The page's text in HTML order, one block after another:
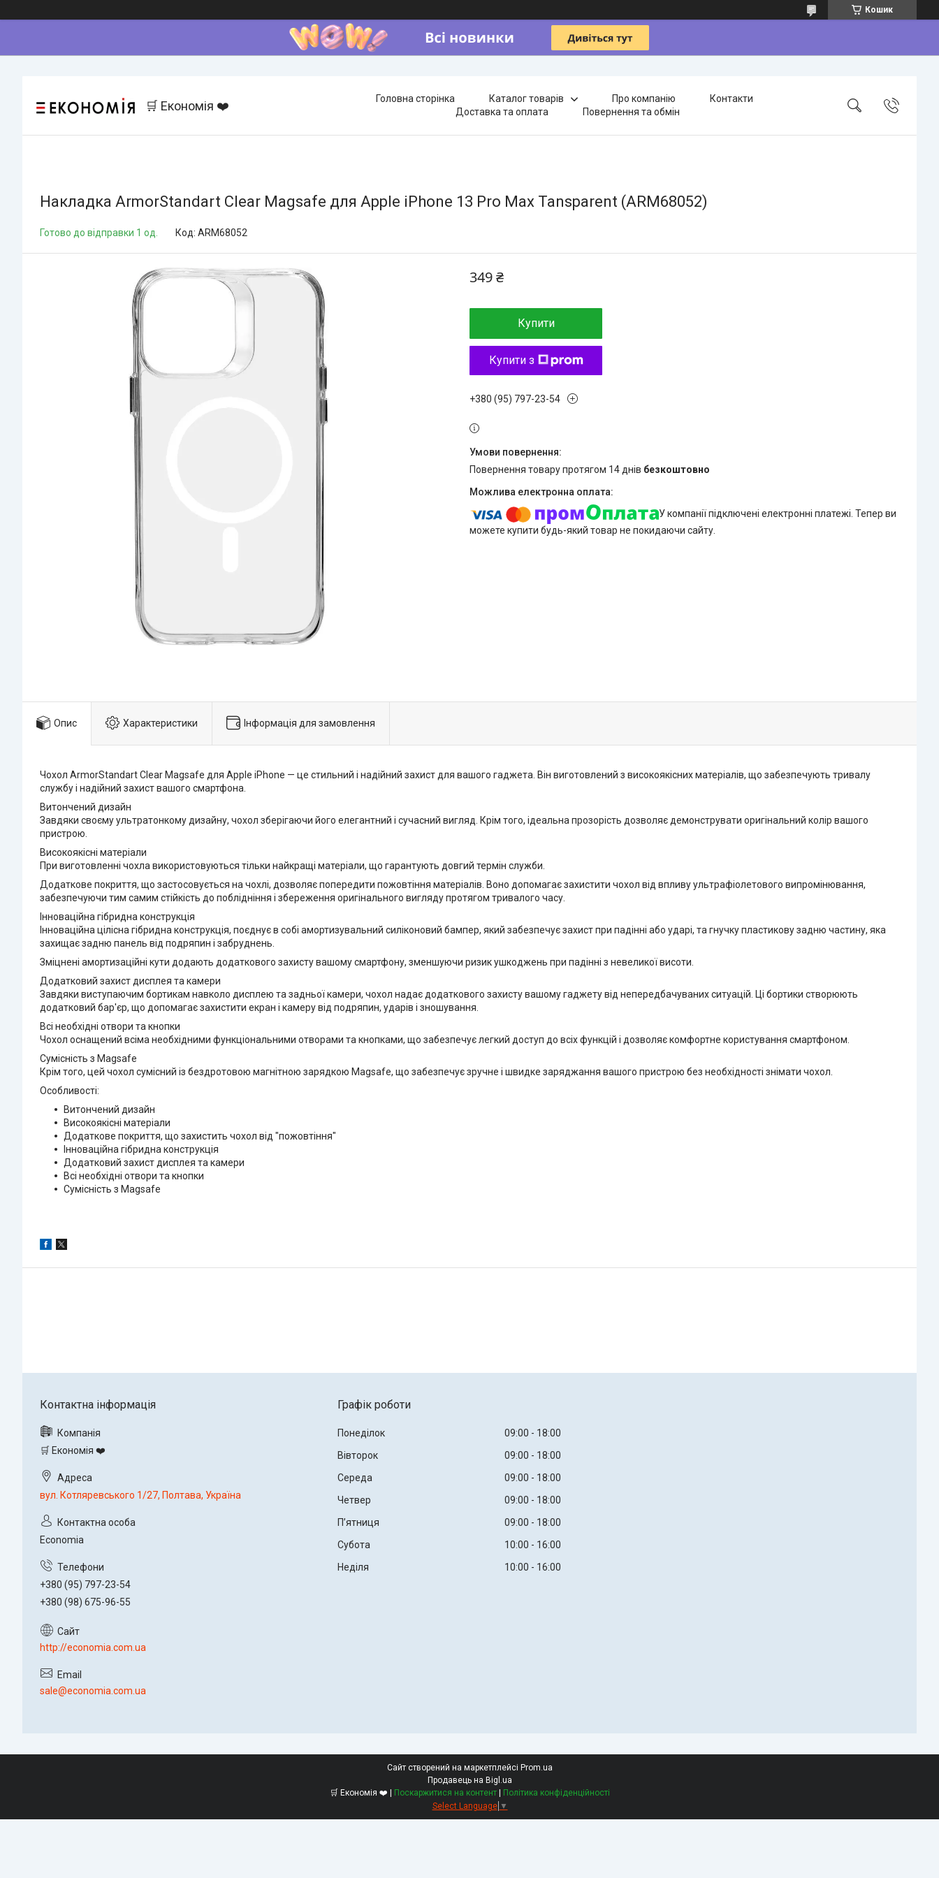
Кошик
🛒 Економія ❤️ Головна сторінка Каталог товарів Про компанію
Контакти
Доставка та оплата
Повернення та обмін
Накладка ArmorStandart Clear Magsafe для Apple iPhone 13 Pro Max Tansparent (ARM68052)
Готово до відправки 1 од. Код: ARM68052
349 ₴
Купити
Купити з
+380 (95) 797-23-54
повернення товару протягом 14 днів безкоштовно
У компанії підключені електронні платежі. Тепер ви
можете купити будь-який товар не покидаючи сайту.
Опис Характеристики Інформація для замовлення
Чохол ArmorStandart Clear Magsafe для Apple iPhone — це стильний і надійний захист для вашого гаджета. Він виготовлений з високоякісних матеріалів, що забезпечують тривалу
службу і надійний захист вашого смартфона.
Витончений дизайн
Завдяки своєму ультратонкому дизайну, чохол зберігаючи його елегантний і сучасний вигляд. Крім того, ідеальна прозорість дозволяє демонструвати оригінальний колір вашого
пристрою.
Високоякісні матеріали
При виготовленні чохла використовуються тільки найкращі матеріали, що гарантують довгий термін служби.
Додаткове покриття, що застосовується на чохлі, дозволяє попередити пожовтіння матеріалів. Воно допомагає захистити чохол від впливу ультрафіолетового випромінювання,
забезпечуючи тим самим стійкість до поблідніння і збереження оригінального вигляду протягом тривалого часу.
Інноваційна гібридна конструкція
Інноваційна цілісна гібридна конструкція, поєднує в собі амортизувальний силіконовий бампер, який забезпечує захист при падінні або ударі, та гнучку пластикову задню частину, яка
захищає задню панель від подряпин і забруднень.
Зміцнені амортизаційні кути додають додаткового захисту вашому смартфону, зменшуючи ризик ушкоджень при падінні з невеликої висоти.
Додатковий захист дисплея та камери
Завдяки виступаючим бортикам навколо дисплею та задньої камери, чохол надає додаткового захисту вашому гаджету від непередбачуваних ситуацій. Ці бортики створюють
додатковий бар'єр, що допомагає захистити екран і камеру від подряпин, ударів і зношування.
Всі необхідні отвори та кнопки
Чохол оснащений всіма необхідними функціональними отворами та кнопками, що забезпечує легкий доступ до всіх функцій і дозволяє комфортне користування смартфоном.
Сумісність з Magsafe
Крім того, цей чохол сумісний із бездротовою магнітною зарядкою Magsafe, що забезпечує зручне і швидке заряджання вашого пристрою без необхідності знімати чохол.
Особливості:
Витончений дизайн
Високоякісні матеріали
Додаткове покриття, що захистить чохол від "пожовтіння"
Інноваційна гібридна конструкція
Додатковий захист дисплея та камери
Всі необхідні отвори та кнопки
Сумісність з Magsafe
🛒 Економія ❤️
вул. Котляревського 1/27, Полтава, Україна
Economia
+380 (95) 797-23-54
+380 (98) 675-96-55
http://economia.com.ua
sale@economia.com.ua
Графік роботи
Понеділок 09:00
18:00
Вівторок
09:00
18:00
Середа
09:00
18:00
Четвер
09:00
18:00
Пʼятниця
09:00
18:00
Субота
10:00
16:00
Неділя
10:00 16:00
Сайт створений на маркетплейсі Prom.ua
Продавець на Bigl.ua
🛒 Економія ❤️ | Поскаржитися на контент | Політика конфіденційності
Select Language ▼